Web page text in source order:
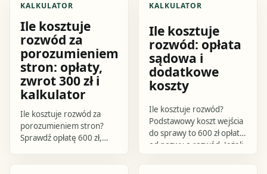
KALKULATOR
Ile kosztuje
rozwód za
porozumieniem
stron: opłaty,
zwrot 300 zł i
kalkulator
Ile kosztuje rozwód za
porozumieniem stron?
Sprawdź opłatę 600 zł,
KALKULATOR
Ile kosztuje
rozwód: opłata
sądowa i
dodatkowe
koszty
Ile kosztuje rozwód?
Podstawowy koszt wejścia
do sprawy to 600 zł opłaty
od pozwu o rozwód. Jeżeli